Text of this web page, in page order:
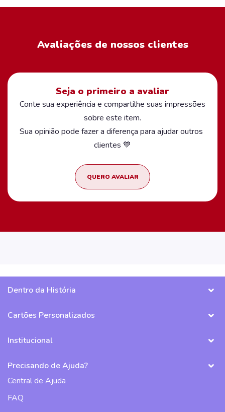
Avaliações de nossos clientes
Seja o primeiro a avaliar
Conte sua experiência e compartilhe suas impressões
sobre este item.
Sua opinião pode fazer a diferença para ajudar outros
clientes 💙
QUERO AVALIAR
Dentro da História
Cartões Personalizados
Institucional
Precisando de Ajuda?
Central de Ajuda
FAQ